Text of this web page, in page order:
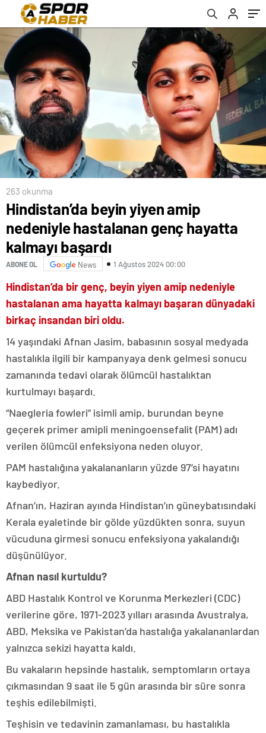
263 okunma
Hindistan’da beyin yiyen amip
nedeniyle hastalanan genç hayatta
kalmayı başardı
ABONE OL News 1 Ağustos 2024 00:00
Hindistan’da bir genç, beyin yiyen amip nedeniyle
hastalanan ama hayatta kalmayı başaran dünyadaki
birkaç insandan biri oldu.
14 yaşındaki Afnan Jasim, babasının sosyal medyada
hastalıkla ilgili bir kampanyaya denk gelmesi sonucu
zamanında tedavi olarak ölümcül hastalıktan
kurtulmayı başardı.
“Naegleria fowleri” isimli amip, burundan beyne
geçerek primer amipli meningoensefalit (PAM) adı
verilen ölümcül enfeksiyona neden oluyor.
PAM hastalığına yakalananların yüzde 97’si hayatını
kaybediyor.
Afnan’ın, Haziran ayında Hindistan’ın güneybatısındaki
Kerala eyaletinde bir gölde yüzdükten sonra, suyun
vücuduna girmesi sonucu enfeksiyona yakalandığı
düşünülüyor.
Afnan nasıl kurtuldu?
ABD Hastalık Kontrol ve Korunma Merkezleri (CDC)
verilerine göre, 1971-2023 yılları arasında Avustralya,
ABD, Meksika ve Pakistan’da hastalığa yakalananlardan
yalnızca sekizi hayatta kaldı.
Bu vakaların hepsinde hastalık, semptomların ortaya
çıkmasından 9 saat ile 5 gün arasında bir süre sonra
teşhis edilebilmişti.
Teşhisin ve tedavinin zamanlaması, bu hastalıkla